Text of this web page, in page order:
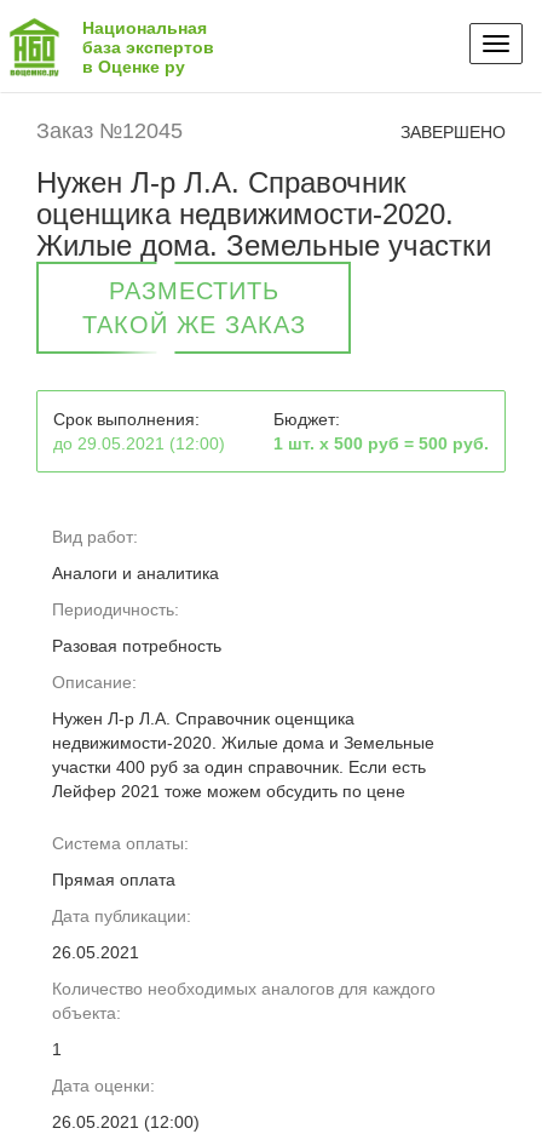
Национальная
база экспертов
в Оценке ру
Заказ №12045 ЗАВЕРШЕНО
Нужен Л-р Л.А. Справочник
оценщика недвижимости-2020.
Жилые дома. Земельные участки
РАЗМЕСТИТЬ
ТАКОЙ ЖЕ ЗАКАЗ
Срок выполнения:
до 29.05.2021 (12:00)
Бюджет:
1 шт. х 500 руб = 500 руб.
Вид работ:
Аналоги и аналитика
Периодичность:
Разовая потребность
Описание:
Нужен Л-р Л.А. Справочник оценщика
недвижимости-2020. Жилые дома и Земельные
участки 400 руб за один справочник. Если есть
Лейфер 2021 тоже можем обсудить по цене
Система оплаты:
Прямая оплата
Дата публикации:
26.05.2021
Количество необходимых аналогов для каждого
объекта:
1
Дата оценки:
26.05.2021 (12:00)